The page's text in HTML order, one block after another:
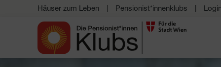
Häuser zum Leben Pensionist*innenklubs